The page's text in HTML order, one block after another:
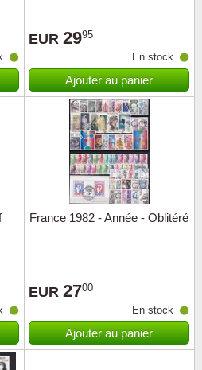
EUR 2995
En stock
Ajouter au panier
France 1982 - Année - Oblitéré
EUR 2700
En stock
Ajouter au panier